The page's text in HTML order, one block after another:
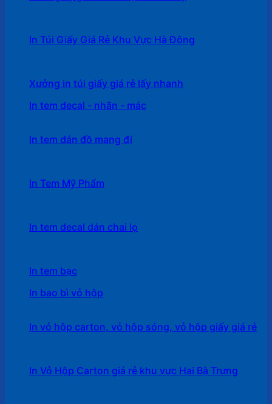
In Túi Giấy Giá Rẻ Khu Vực Hà Đông
Xưởng in túi giấy giá rẻ lấy nhanh
In tem decal - nhãn - mác
In tem dán đồ mang đi
In Tem Mỹ Phẩm
In tem decal dán chai lọ
In tem bạc
In bao bì vỏ hộp
In vỏ hộp carton, vỏ hộp sóng, vỏ hộp giấy giá rẻ
In Vỏ Hộp Carton giá rẻ khu vực Hai Bà Trưng